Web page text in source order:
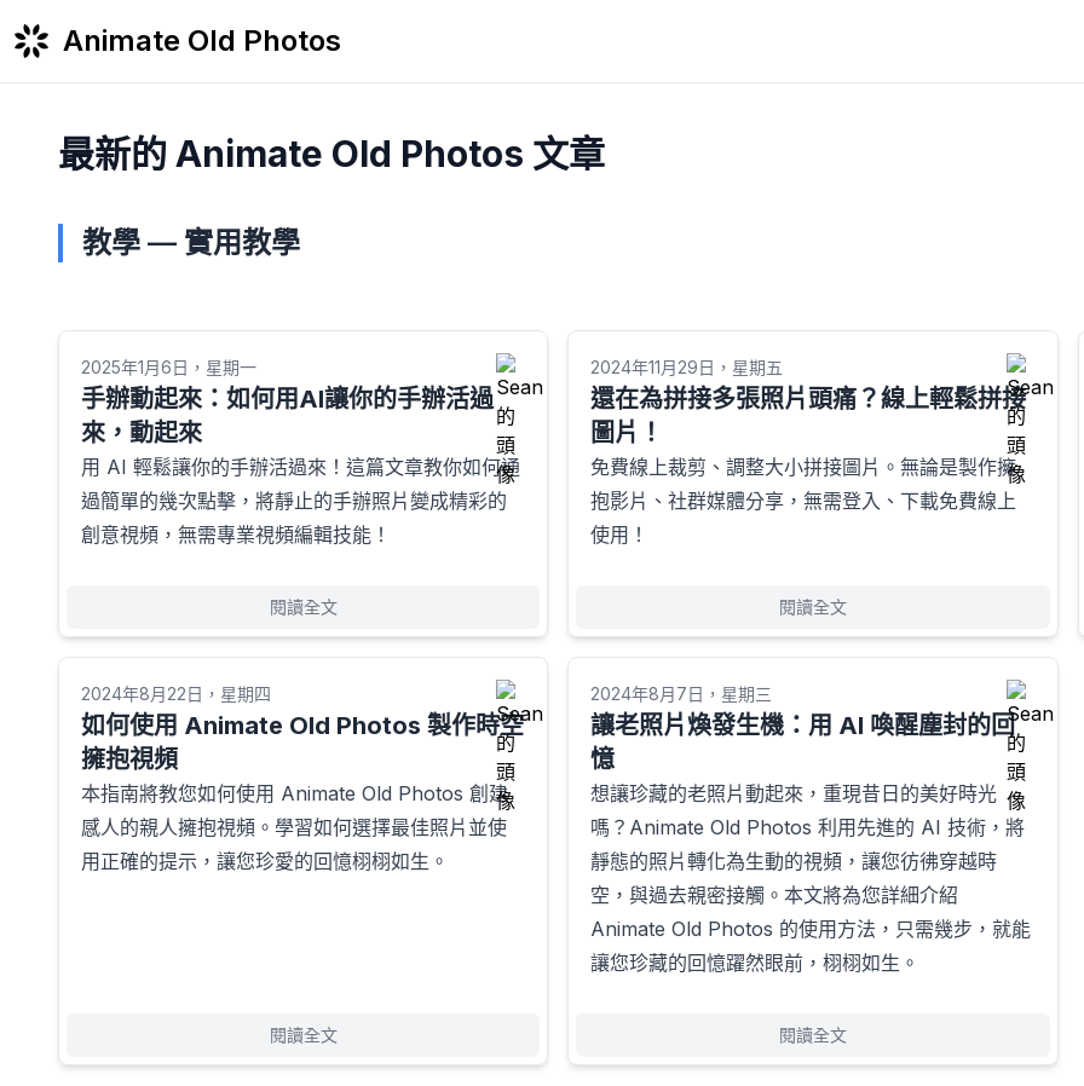
Animate Old Photos
最新的 Animate Old Photos 文章
教學 — 實用教學
2025年1月6日，星期一
手辦動起來：如何用AI讓你的手辦活過
來，動起來
用 AI 輕鬆讓你的手辦活過來！這篇文章教你如何通
過簡單的幾次點擊，將靜止的手辦照片變成精彩的
創意視頻，無需專業視頻編輯技能！
閱讀全文
2024年11月29日，星期五
還在為拼接多張照片頭痛？線上輕鬆拼接
圖片！
免費線上裁剪、調整大小拼接圖片。無論是製作擁
抱影片、社群媒體分享，無需登入、下載免費線上
使用！
閱讀全文
2024年8月22日，星期四
如何使用 Animate Old Photos 製作時空
擁抱視頻
本指南將教您如何使用 Animate Old Photos 創建
感人的親人擁抱視頻。學習如何選擇最佳照片並使
用正確的提示，讓您珍愛的回憶栩栩如生。
閱讀全文
2024年8月7日，星期三
讓老照片煥發生機：用 AI 喚醒塵封的回
憶
想讓珍藏的老照片動起來，重現昔日的美好時光
嗎？Animate Old Photos 利用先進的 AI 技術，將
靜態的照片轉化為生動的視頻，讓您彷彿穿越時
空，與過去親密接觸。本文將為您詳細介紹
Animate Old Photos 的使用方法，只需幾步，就能
讓您珍藏的回憶躍然眼前，栩栩如生。
閱讀全文